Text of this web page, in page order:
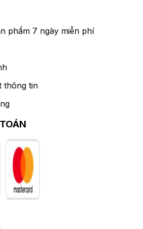
phẩm 7 ngày miễn phí
thông tin